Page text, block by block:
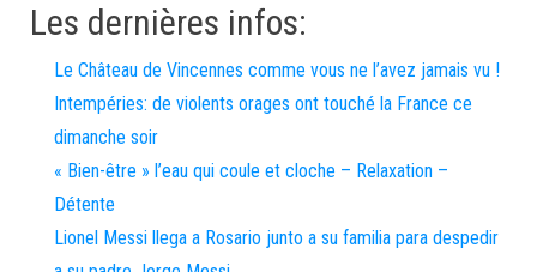
Les dernières infos:
Le Château de Vincennes comme vous ne l’avez jamais vu !
Intempéries: de violents orages ont touché la France ce
dimanche soir
« Bien-être » l’eau qui coule et cloche – Relaxation –
Détente
Lionel Messi llega a Rosario junto a su familia para despedir